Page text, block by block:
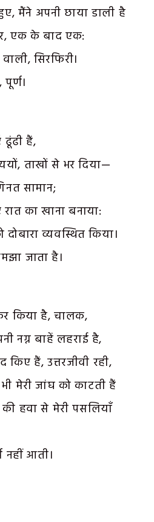
मैंने अपनी छाया डाली है
एक के बाद एक:
सिरफिरी।
पूर्ण।
हैं,
ताखों से भर दिया—
सामान;
का खाना बनाया:
व्यवस्थित किया।
जाता है।
किया है, चालक,
नग्न बाहें लहराई है,
किए हैं, उत्तरजीवी रही,
मेरी जांघ को काटती हैं
हवा से मेरी पसलियाँ
नहीं आती।